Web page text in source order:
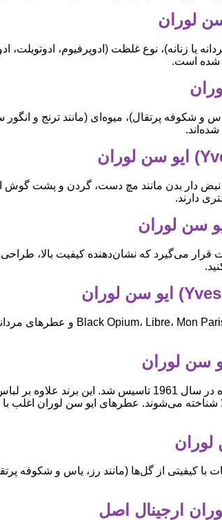
نوع غلظت (ادوپرفیوم، ادوتویلت،
شده است.
پرتقال)، میوه‌ای (مانند ترنج و انگور
دار بدن مانند مچ دست، گردن و پشت گوش
دارند.
می‌گیرد که نشان‌دهنده کیفیت بالا، طراحی
شناخته می‌شوند. عطرهای ایو سن لوران
از گل‌ها (مانند رز، یاس و شکوفه